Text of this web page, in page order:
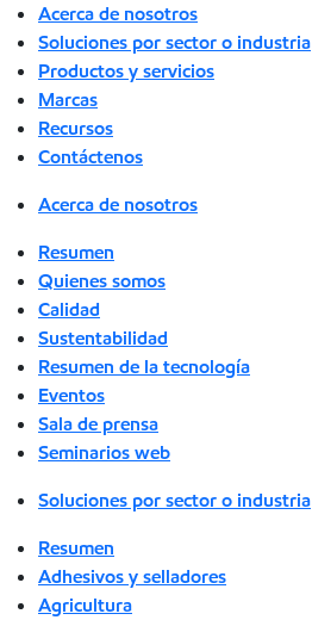
Acerca de nosotros
Soluciones por sector o industria
Productos y servicios
Marcas
Recursos
Contáctenos
Acerca de nosotros
Resumen
Quienes somos
Calidad
Sustentabilidad
Resumen de la tecnología
Eventos
Sala de prensa
Seminarios web
Soluciones por sector o industria
Resumen
Adhesivos y selladores
Agricultura